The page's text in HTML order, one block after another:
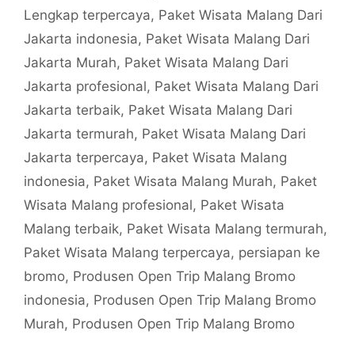
Lengkap terpercaya, Paket Wisata Malang Dari
Jakarta indonesia, Paket Wisata Malang Dari
Jakarta Murah, Paket Wisata Malang Dari
Jakarta profesional, Paket Wisata Malang Dari
Jakarta terbaik, Paket Wisata Malang Dari
Jakarta termurah, Paket Wisata Malang Dari
Jakarta terpercaya, Paket Wisata Malang
indonesia, Paket Wisata Malang Murah, Paket
Wisata Malang profesional, Paket Wisata
Malang terbaik, Paket Wisata Malang termurah,
Paket Wisata Malang terpercaya, persiapan ke
bromo, Produsen Open Trip Malang Bromo
indonesia, Produsen Open Trip Malang Bromo
Murah, Produsen Open Trip Malang Bromo